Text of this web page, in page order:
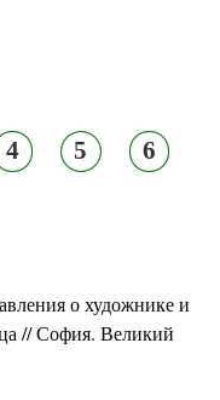
4 5 6
о художнике и
// София. Великий